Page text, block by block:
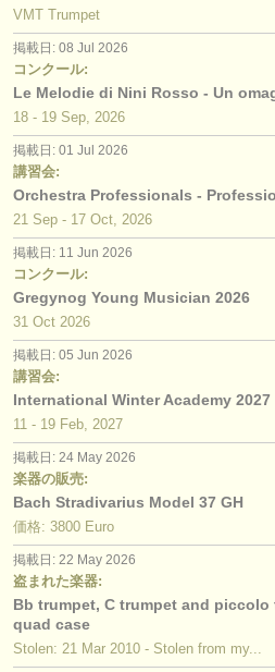
VMT Trumpet
掲載日: 08 Jul 2026
コンクール:
Le Melodie di Nini Rosso - Un
18 - 19 Sep, 2026
掲載日: 01 Jul 2026
講習会:
Orchestra Professionals -
21 Sep - 17 Oct, 2026
掲載日: 11 Jun 2026
コンクール:
Gregynog Young Musician 2026
31 Oct 2026
掲載日: 05 Jun 2026
講習会:
International Winter Academy 2027
11 - 19 Feb, 2027
掲載日: 24 May 2026
楽器の販売:
Bach Stradivarius Model 37 GH
価格: 3800 Euro
掲載日: 22 May 2026
盗まれた楽器:
Bb trumpet, C trumpet and
quad case
Stolen: 21 Mar 2010 - Stolen from my...